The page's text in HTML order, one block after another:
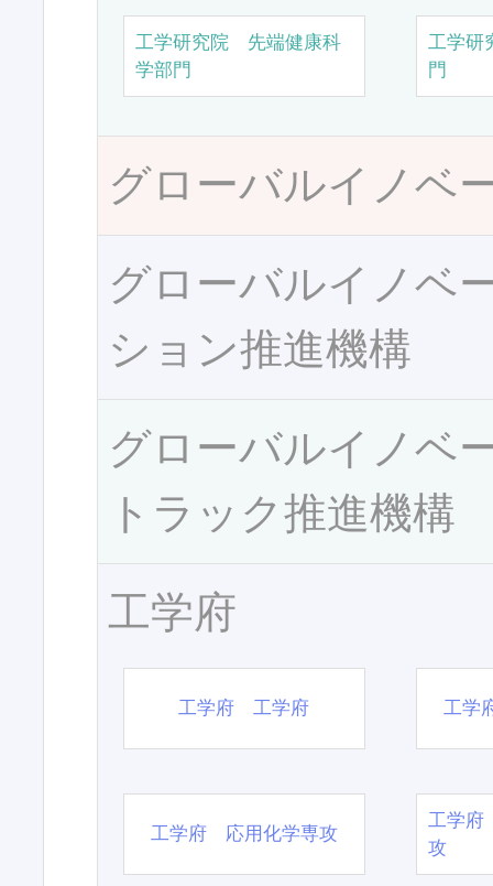
工学研究院 先端健康科
学部門
工学研
門
グローバルイノベ
グローバルイノベ
ション推進機構
グローバルイノベ
トラック推進機構
工学府
工学府 工学府 工学
工学府 応用化学専攻
工学府
攻